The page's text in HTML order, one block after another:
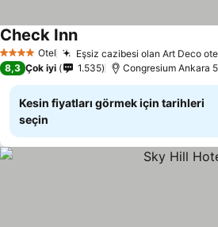
4 Yıldız Otel Eşsiz cazibesi olan Art Deco
Check Inn
8,3 Çok iyi 1.535 Congresium Ankara
Kesin fiyatları görmek için tarihleri
seçin